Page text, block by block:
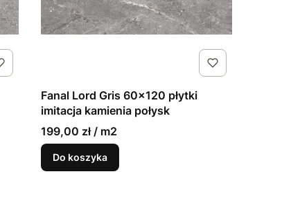
Fanal Lord Gris 60x120 płytki
imitacja kamienia połysk
199,00 zł / m2
Do koszyka